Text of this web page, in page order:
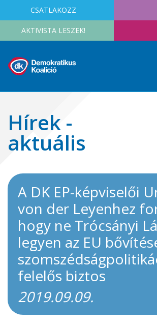
CSATLAKOZZ
AKTIVISTA LESZEK!
Hírek -
aktuális
A DK EP-képviselői
von der Leyenhez
hogy ne Trócsányi
legyen az EU
felelős biztos
2019.09.09.